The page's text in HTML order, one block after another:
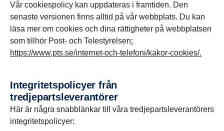
Vår cookiespolicy kan uppdateras i framtiden. Den
senaste versionen finns alltid på vår webbplats. Du kan
läsa mer om cookies och dina rättigheter på webbplatsen
som tillhör Post- och Telestyrelsen:
https://www.pts.se/internet-och-telefoni/kakor-cookies/.
Integritetspolicyer från
tredjepartsleverantörer
Här är några snabblänkar till våra tredjepartsleverantörers
integritetspolicyer: